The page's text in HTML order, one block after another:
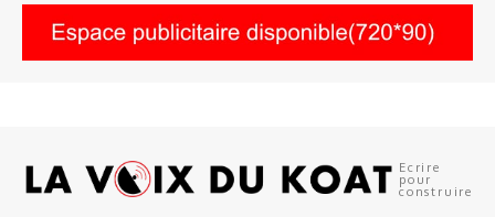
Ecrire
pour
construire